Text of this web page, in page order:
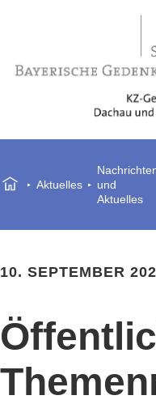
Aktuelles
und
Aktuelles
10. SEPTEMBER